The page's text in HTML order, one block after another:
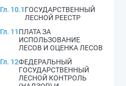
Гл. 10.1ГОСУДАРСТВЕННЫЙ
ЛЕСНОЙ РЕЕСТР
Гл. 11ПЛАТА ЗА
ИСПОЛЬЗОВАНИЕ
ЛЕСОВ И ОЦЕНКА ЛЕСОВ
Гл. 12ФЕДЕРАЛЬНЫЙ
ГОСУДАРСТВЕННЫЙ
ЛЕСНОЙ КОНТРОЛЬ